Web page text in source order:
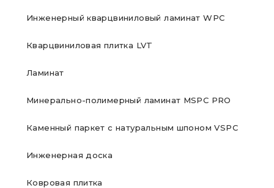
Инженерный кварцвиниловый ламинат WPC
Кварцвиниловая плитка LVT
Ламинат
Минерально-полимерный ламинат MSPC PRO
Каменный паркет с натуральным шпоном VSPC
Инженерная доска
Ковровая плитка